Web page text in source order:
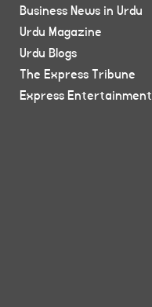
Business News in Urdu
Urdu Magazine
Urdu Blogs
The Express Tribune
Express Entertainment